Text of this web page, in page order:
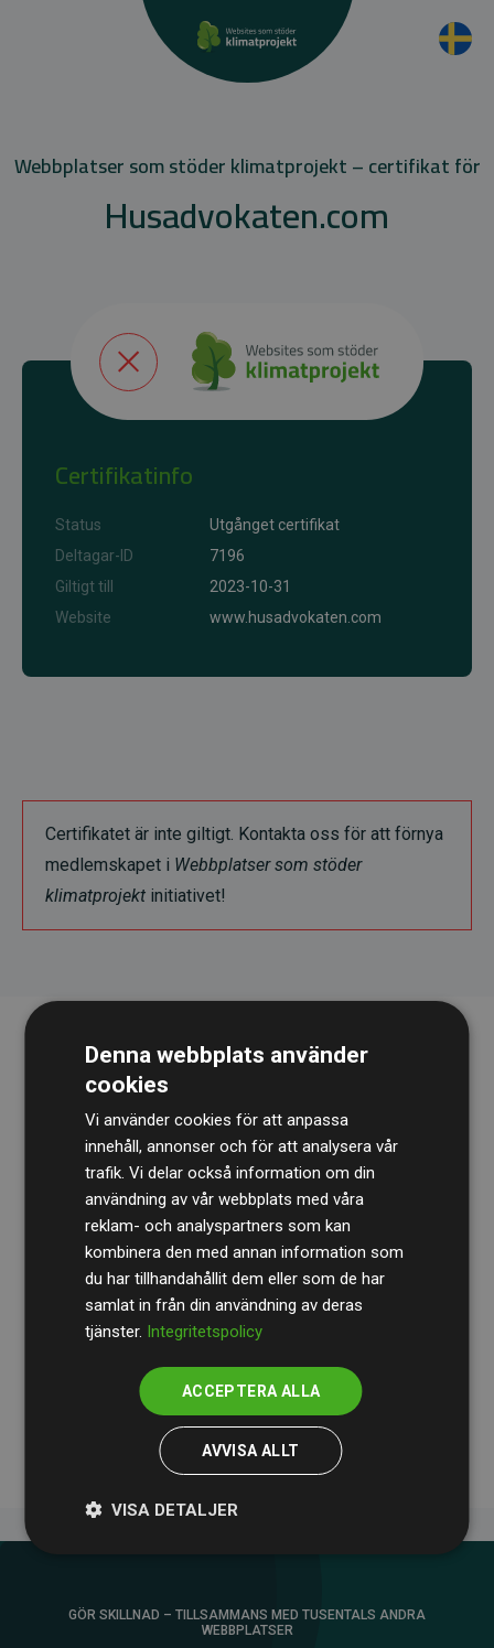
Webbplatser som stöder klimatprojekt – certifikat för
Husadvokaten.com
Certifikatinfo
Status
Utgånget certifikat
Deltagar-ID
7196
Giltigt till
2023-10-31
Website
www.husadvokaten.com
Certifikatet är inte giltigt. Kontakta oss för att förnya
medlemskapet i Webbplatser som stöder
klimatprojekt initiativet!
RevisionsbyrånBDOgranskar kontinuerligt våra
beräkningar och vår metod för att säkerställa
transparens och tillförlitlighet.
Deras granskning visar att våra investeringar i
klimatprojekt i genomsnitt kompenserar för
de beräknade CO₂-utsläppenfrån
medlemswebbplatser – ett tydligt bevis på att vårt
arbetssätt ger mätbar klimatnytta.
GÖR SKILLNAD – TILLSAMMANS MED TUSENTALS ANDRA
WEBBPLATSER
Denna webbplats använder
cookies
Vi använder cookies för att anpassa
innehåll, annonser och för att analysera vår
trafik. Vi delar också information om din
användning av vår webbplats med våra
reklam- och analyspartners som kan
kombinera den med annan information som
du har tillhandahållit dem eller som de har
samlat in från din användning av deras
tjänster. Integritetspolicy
ACCEPTERA ALLA
AVVISA ALLT
VISA DETALJER